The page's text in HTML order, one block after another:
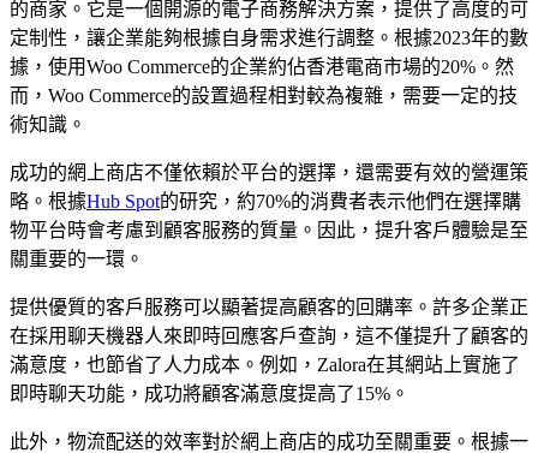
的商家。它是一個開源的電子商務解決方案，提供了高度的可
定制性，讓企業能夠根據自身需求進行調整。根據2023年的數
據，使用Woo Commerce的企業約佔香港電商市場的20%。然
而，Woo Commerce的設置過程相對較為複雜，需要一定的技
術知識。
成功的網上商店不僅依賴於平台的選擇，還需要有效的營運策
略。根據Hub Spot的研究，約70%的消費者表示他們在選擇購
物平台時會考慮到顧客服務的質量。因此，提升客戶體驗是至
關重要的一環。
提供優質的客戶服務可以顯著提高顧客的回購率。許多企業正
在採用聊天機器人來即時回應客戶查詢，這不僅提升了顧客的
滿意度，也節省了人力成本。例如，Zalora在其網站上實施了
即時聊天功能，成功將顧客滿意度提高了15%。
此外，物流配送的效率對於網上商店的成功至關重要。根據一